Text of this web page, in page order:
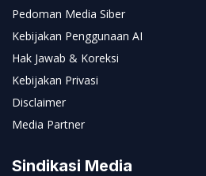
Pedoman Media Siber
Kebijakan Penggunaan AI
Hak Jawab & Koreksi
Kebijakan Privasi
Disclaimer
Media Partner
Sindikasi Media